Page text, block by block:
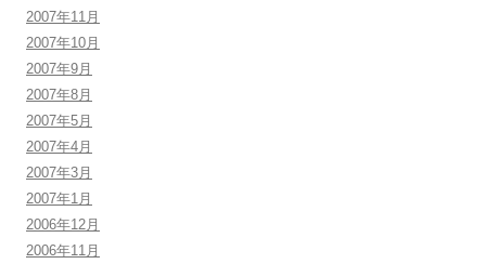
2007年11月
2007年10月
2007年9月
2007年8月
2007年5月
2007年4月
2007年3月
2007年1月
2006年12月
2006年11月